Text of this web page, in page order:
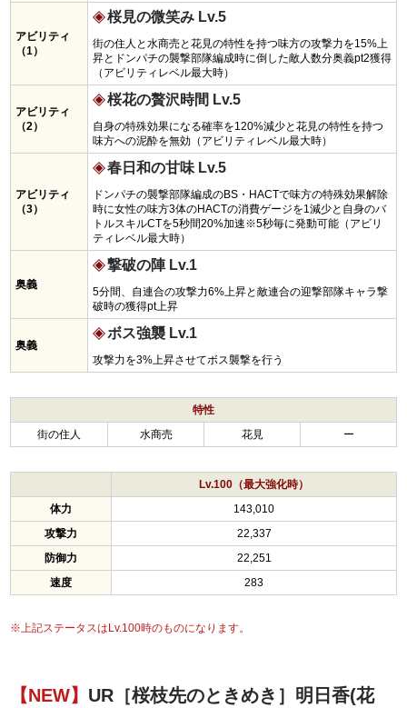
アビリティ
（1）
桜見の微笑み Lv.5
街の住人と水商売と花見の特性を持つ味方の攻撃力を15%上
昇とドンパチの襲撃部隊編成時に倒した敵人数分奥義pt2獲得
（アビリティレベル最大時）
アビリティ
（2）
桜花の贅沢時間 Lv.5
自身の特殊効果になる確率を120%減少と花見の特性を持つ
味方への泥酔を無効（アビリティレベル最大時）
アビリティ
（3）
春日和の甘味 Lv.5
ドンパチの襲撃部隊編成のBS・HACTで味方の特殊効果解除
時に女性の味方3体のHACTの消費ゲージを1減少と自身のバ
トルスキルCTを5秒間20%加速※5秒毎に発動可能（アビリ
ティレベル最大時）
奥義
撃破の陣 Lv.1
5分間、自連合の攻撃力6%上昇と敵連合の迎撃部隊キャラ撃
破時の獲得pt上昇
奥義
ボス強襲 Lv.1
攻撃力を3%上昇させてボス襲撃を行う
特性
街の住人
水商売 花見 ー
Lv.100（最大強化時）
体力
143,010
攻撃力
22,337
防御力
22,251
速度
283
※上記ステータスはLv.100時のものになります。
【NEW】 UR［桜枝先のときめき］明日香(花